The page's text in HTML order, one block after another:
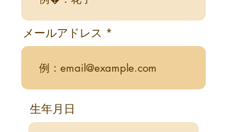
メールアドレス
生年月日